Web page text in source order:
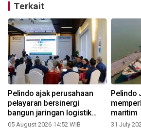
Terkait
Pelindo ajak perusahaan
pelayaran bersinergi
bangun jaringan logistik
terpadu
05 August 2026 14:52 WIB
Pelindo
maritim
31 July